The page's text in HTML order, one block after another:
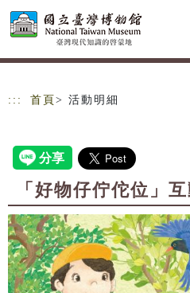
跳到主要內容
網站導覽
::: 首頁 > 活動明細
「好物仔佇佗位」